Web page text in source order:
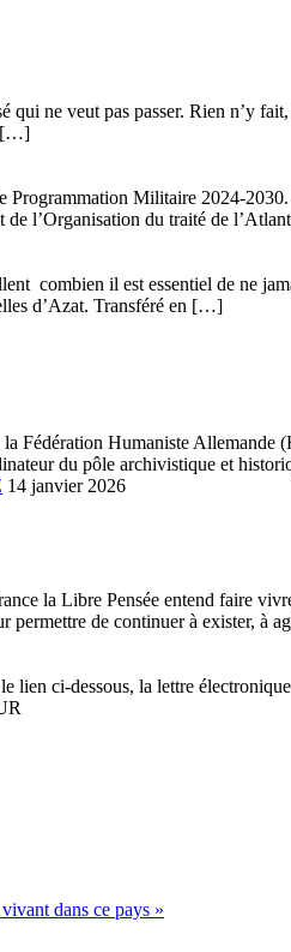
ne veut pas passer. Rien n’y
[…]
Militaire 2024-
de l’Organisation du traité de
combien il est essentiel de ne
d’Azat. Transféré en […]
Humaniste Allemande
du pôle archivistique et
14 janvier 2026
la Libre Pensée entend faire
permettre de continuer à exister, à
ci-dessous, la lettre
dans ce pays »